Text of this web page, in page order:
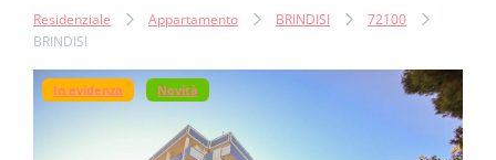
Residenziale Appartamento BRINDISI
72100
BRINDISI
In evidenza Novità